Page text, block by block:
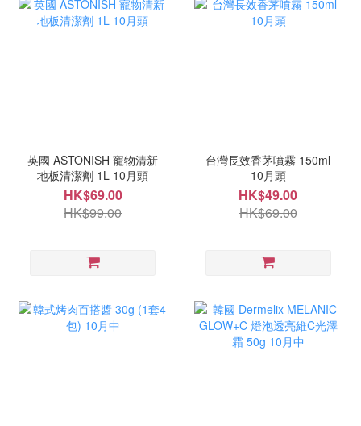
英國 ASTONISH 寵物清新
地板清潔劑 1L 10月頭
HK$69.00
HK$99.00
台灣長效香茅噴霧 150ml
10月頭
HK$49.00
HK$69.00